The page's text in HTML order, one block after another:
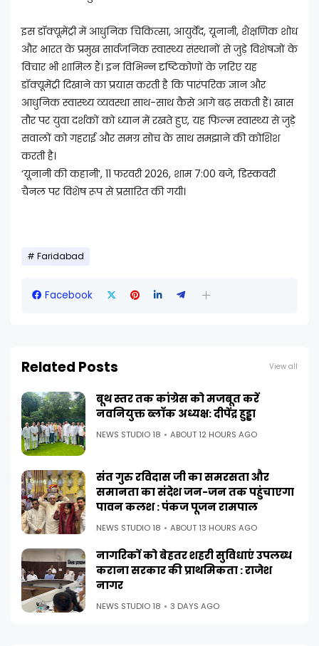
इस डॉक्यूमेंट्री में आधुनिक चिकित्सा, आयुर्वेद, यूनानी, शैक्षणिक शोध
और भारत के प्रमुख सार्वजनिक स्वास्थ्य संस्थानों से जुड़े विशेषज्ञों के
विचार भी शामिल हैं। इन विभिन्न दृष्टिकोणों के ज़रिए यह
डॉक्यूमेंट्री दिखाने का प्रयास करती है कि पारंपरिक ज्ञान और
आधुनिक स्वास्थ्य व्यवस्था साथ-साथ कैसे आगे बढ़ सकती हैं। खास
तौर पर युवा दर्शकों को ध्यान में रखते हुए, यह फिल्म स्वास्थ्य से जुड़े
सवालों को गहराई और समग्र सोच के साथ समझाने की कोशिश
करती है।
‘यूनानी की कहानी’, 11 फरवरी 2026, शाम 7:00 बजे, डिस्कवरी
चैनल पर विशेष रूप से प्रसारित की गयी।
Faridabad
Facebook
Related Posts View all
बूथ स्तर तक कांग्रेस को मजबूत करें
नवनियुक्त ब्लॉक अध्यक्ष: दीपेंद्र हुड्डा
NEWS STUDIO 18 ABOUT 12 HOURS AGO
संत गुरु रविदास जी का समरसता और
समानता का संदेश जन-जन तक पहुंचाएगा
पावन कलश : पंकज पूजन रामपाल
NEWS STUDIO 18 ABOUT 13 HOURS AGO
नागरिकों को बेहतर शहरी सुविधाएं उपलब्ध
कराना सरकार की प्राथमिकता : राजेश
नागर
NEWS STUDIO 18 3 DAYS AGO